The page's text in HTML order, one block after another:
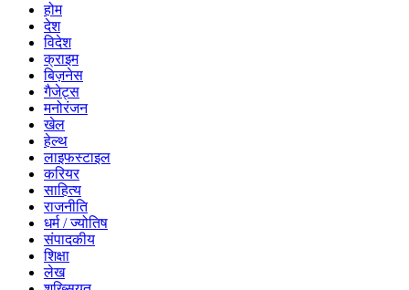
होम
देश
विदेश
क्राइम
बिज़नेस
गैजेट्स
मनोरंजन
खेल
हेल्थ
लाइफस्टाइल
करियर
साहित्य
राजनीति
धर्म / ज्योतिष
संपादकीय
शिक्षा
लेख